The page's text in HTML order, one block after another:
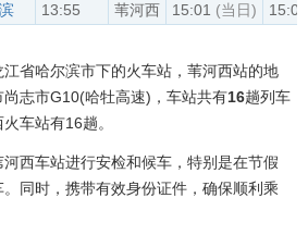
13:55 苇河西 15:01 (当日) 15:03
省哈尔滨市下的火车站，苇河西站的地
志市G10(哈牡高速)，车站共有16趟列车
车站有16趟。
西车站进行安检和候车，特别是在节假
同时，携带有效身份证件，确保顺利乘